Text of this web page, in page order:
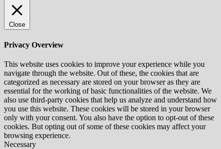
Close
Privacy Overview
This website uses cookies to improve your experience while you
navigate through the website. Out of these, the cookies that are
categorized as necessary are stored on your browser as they are
essential for the working of basic functionalities of the website. We
also use third-party cookies that help us analyze and understand how
you use this website. These cookies will be stored in your browser
only with your consent. You also have the option to opt-out of these
cookies. But opting out of some of these cookies may affect your
browsing experience.
Necessary